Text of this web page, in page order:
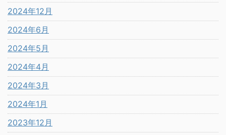
2024年12月
2024年6月
2024年5月
2024年4月
2024年3月
2024年1月
2023年12月